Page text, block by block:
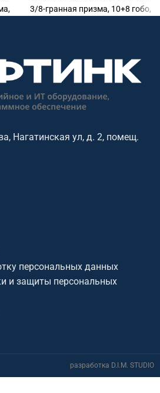
3/8-гранная призма, 10+8 гобо,
Нагатинская ул, д. 2, помещ.
персональных данных
и защиты персональных
разработка D.I.M. STUDIO